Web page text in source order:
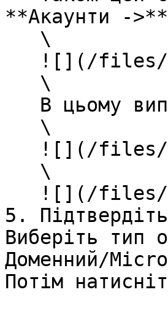
**Акаунти -
5.
Виберіть тип
Доменний/
Потім